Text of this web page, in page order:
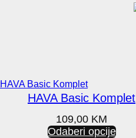
HAVA Basic Komplet
109,00 KM
Odaberi opcije